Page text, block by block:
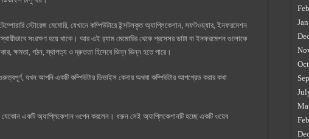
স্টোরেজ মেমোরি, যেখানে কম্পিউটারে ইন্সটলকৃত অ্যাপ্লিকেশান, সফটওয়্যার, ইনফরমেশন
সংরক্ষণ হয়ে থাকে। আর এই র‍্যাম মেমোরির থেকে প্রসেসর ডাটা বা ইনফরমেশন গুলোকে
ক্ষমতা, গঠন, স্থাপত্য ও দ্রুততা হিসেবে ভিন্ন ভিন্ন হতে পারে।
যখন আপনি একটি কম্পিউটার ডিভাইস কেনার অথবা কম্পিউটার আপগ্রেড করার কথা
যেকোন একটি অ্যাপ্লিকেশান ওপেন করলেন। ধরুন সেই অ্যাপ্লিকেশানটি হচ্ছে একটি ওয়েব